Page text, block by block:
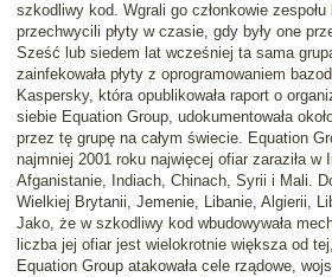
szkodliwy kod. Wgrali go członkowie zespołu
przechwycili płyty w czasie, gdy były one
Sześć lub siedem lat wcześniej ta sama
zainfekowała płyty z oprogramowaniem
Kaspersky, która opublikowała raport o
siebie Equation Group, udokumentowała
przez tę grupę na całym świecie. Equation
najmniej 2001 roku najwięcej ofiar zaraziła w
Afganistanie, Indiach, Chinach, Syrii i Mali.
Wielkiej Brytanii, Jemenie, Libanie, Algierii,
Jako, że w szkodliwy kod wbudowywała
liczba jej ofiar jest wielokrotnie większa od
Equation Group atakowała cele rządowe,